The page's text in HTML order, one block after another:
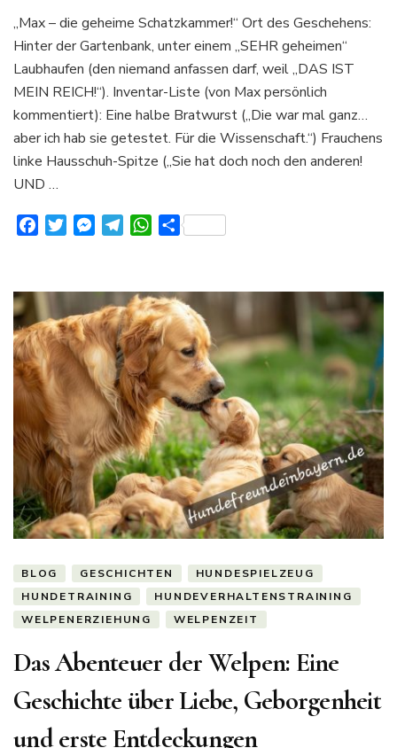
„Max – die geheime Schatzkammer!“ Ort des Geschehens:
Hinter der Gartenbank, unter einem „SEHR geheimen“
Laubhaufen (den niemand anfassen darf, weil „DAS IST
MEIN REICH!“). Inventar-Liste (von Max persönlich
kommentiert): Eine halbe Bratwurst („Die war mal ganz…
aber ich hab sie getestet. Für die Wissenschaft.“) Frauchens
linke Hausschuh-Spitze („Sie hat doch noch den anderen!
UND …
FacebookTwitterMessenger
TelegramWhatsApp
Teilen
BLOG GESCHICHTEN
HUNDESPIELZEUG
HUNDETRAINING
HUNDEVERHALTENSTRAINING
WELPENERZIEHUNG
WELPENZEIT
Das Abenteuer der Welpen: Eine
Geschichte über Liebe, Geborgenheit
und erste Entdeckungen